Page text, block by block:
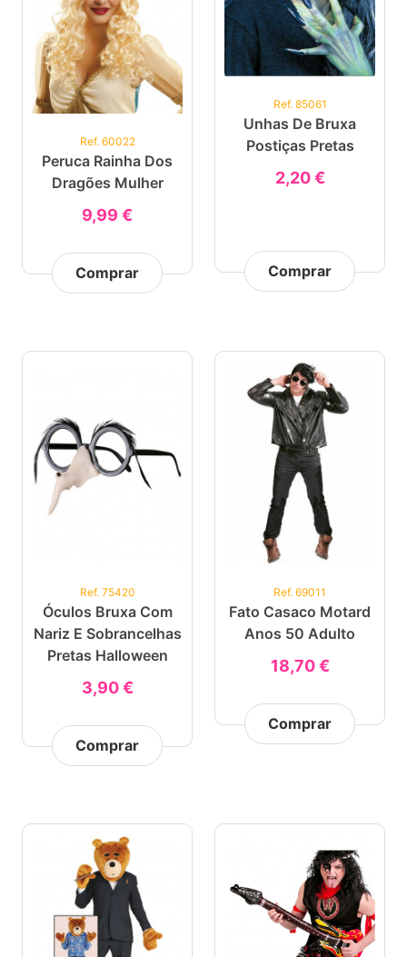
Ref. 60022
Peruca Rainha Dos
Dragões Mulher
9,99 €
Comprar
Ref. 85061
Unhas De Bruxa
Postiças Pretas
2,20 €
Comprar
Ref. 75420
Óculos Bruxa Com
Nariz E Sobrancelhas
Pretas Halloween
3,90 €
Comprar
Ref. 69011
Fato Casaco Motard
Anos 50 Adulto
18,70 €
Comprar